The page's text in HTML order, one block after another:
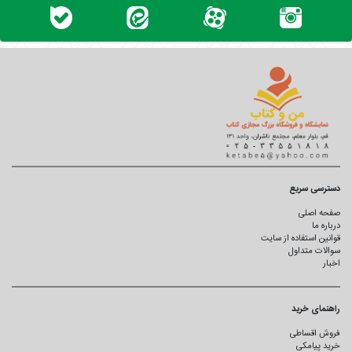
دسترسی سریع
صفحه اصلی
درباره ما
قوانین استفاده از سایت
سوالات متداول
اخبار
راهنمای خرید
فروش اقساطی
خرید پیامکی